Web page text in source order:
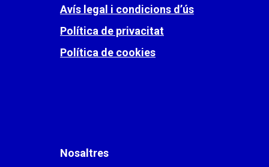
Avís legal i condicions d’ús
Política de privacitat
Política de cookies
Nosaltres